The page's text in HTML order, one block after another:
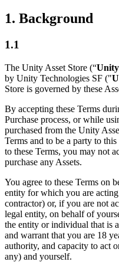
Développez
Acquisition de nouveaux
Faites-vous découvrir et
Achats intégrés
Gérer IAP entre les magasins
Monétisation
Connectez les joueurs avec
Faites de la publicité avec
Cas d’utilisation
Jeux mobiles
Créez et développez des
Jeux indépendants
Lancez de grands jeux avec
Jeux XR
Lancez des jeux XR sur
Stimulez l'innovation et les
Voir toutes les industries
Histoires de succès dans le
Guides des meilleures pratiques
Conseils et astuces d'experts
Démos
Démos, échantillons et
Toutes les ressources
Nouveautés
Blog
Mises à jour, informations et
Actualités
Actualités, histoires et centre
Célébration des créateurs
Formation
Pour les étudiants
Démarrez votre carrière
Pour les enseignants
Boostez votre enseignement
Licence d'enseignement
Apportez la puissance de
Certifications
Prouvez votre maîtrise de
1. Background
1.1
The Unity Asset Store (“Unity
by Unity Technologies SF ("
Store is governed by these
By accepting these Terms
Purchase process, or while
purchased from the Unity
Terms and to be a party to
to these Terms, you may not
purchase any Assets.
You agree to these Terms on
entity for which you are
contractor) or, if you are not
legal entity, on behalf of
the entity or individual that is
and warrant that you are 18
authority, and capacity to act
any) and yourself.